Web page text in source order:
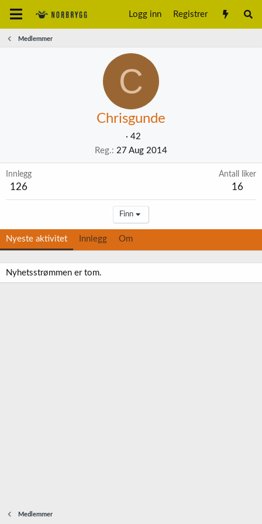
Logg inn Registrer
Medlemmer
C
Chrisgunde
· 42
Reg. 27 Aug 2014
Innlegg
126
Antall liker
16
Finn
Nyeste aktivitet Innlegg Om
Nyhetsstrømmen er tom.
Medlemmer